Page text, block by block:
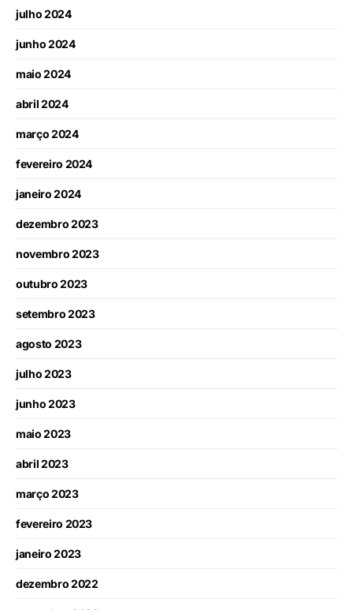
julho 2024
junho 2024
maio 2024
abril 2024
março 2024
fevereiro 2024
janeiro 2024
dezembro 2023
novembro 2023
outubro 2023
setembro 2023
agosto 2023
julho 2023
junho 2023
maio 2023
abril 2023
março 2023
fevereiro 2023
janeiro 2023
dezembro 2022